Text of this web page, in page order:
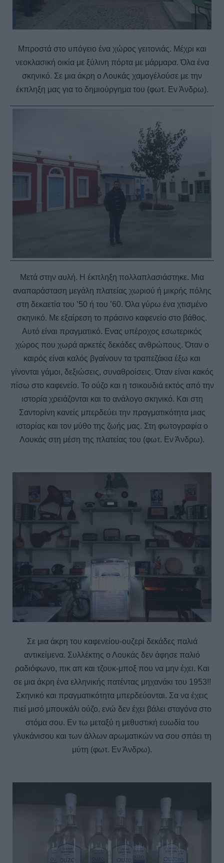
Μπροστά στο υπόγειο ένα χώρος γειτονιάς. Μέχρι και
νεοκλασική οικία με ξύλινη πόρτα με μάρμαρα. Όλα ένα
σκηνικό. Σε μια άκρη ο Λουκάς χαμογέλούσε με την
έκπληξη μας για το δημιούργημα του (φωτ. Εν Άνδρω).
Μετά στην αυλή. Η έκπληξη πολλαπλασιάστηκε. Μια
αναπαράσταση μεγάλη πλατείας χωριού ή μικρής πόλης
στη δεκαετία του ’50 ή του ’60. Όλα γύρω ένα χτισμένο
σκηνικό. Με εξαίρεση το πράσινο καφενείο στο βάθος.
Αυτό είναι πραγματικό. Ενας υπέροχος εσωτερικός
χώρος που χωρά αρκετές δεκάδες ανθρώπους. Όταν ο
καιρός είναι καλός βγαίνουν τα τραπεζάκια έξω και
γίνονται γάμοι, δεξιώσεις, συναθροίσεις. Όταν είναι κακός
πίσω στο καφενείο. Το ούζο και η τσικουδιά εκτός από την
ιστορία χρειάζονται και το ανάλογο σκηνικό. Και στη
Σαντορίνη κανείς μπερδεύει την πραγματικότητα μιας
ιστορίας και τον μύθο της ζωής μας. Στη φωτογραφία ο
Λουκάς στη μέση της πλατείας του (φωτ. Εν Άνδρω).
Σε μια άκρη του καφενείου-ουζερί δεκάδες παλιά
αντικείμενα. Συλλέκτης ο Λουκάς δεν άφησε παλιό
ραδιόφωνο, πικ απ και τζουκ-μποξ που να μην έχει. Και
σε μια άκρη ένα ελληνικής πατέντας μηχανάκι του 1953!!
Σκηνικό και πραγματικότητα μπερδεύονται. Σα να έχεις
πιεί μισό μπουκάλι ούζο, ενώ δεν έχει βάλει σταγόνα στο
στόμα σου. Εν τω μεταξύ η μεθυστική ευωδία του
γλυκάνισου και των άλλων αρωματικών να σου σπάει τη
μύτη (φωτ. Εν Άνδρω).